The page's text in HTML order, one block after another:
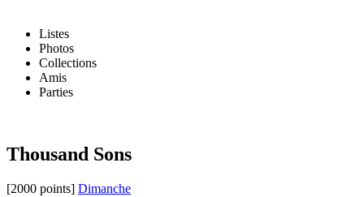
Listes
Photos
Collections
Amis
Parties
Thousand Sons
[2000 points] Dimanche